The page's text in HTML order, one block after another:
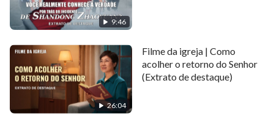
9:46
26:04
Filme da igreja | Como
acolher o retorno do Senhor
(Extrato de destaque)